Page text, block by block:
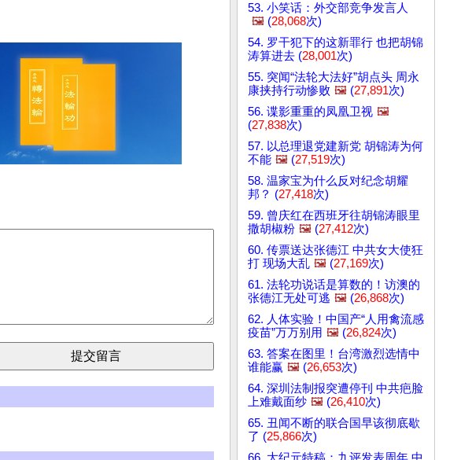
53. 小笑话：外交部竞争发言人
🖼️ (28,068次)
54. 罗干犯下的这新罪行 也把胡锦
涛算进去 (28,001次)
55. 突闻“法轮大法好”胡点头 周永
康挟持行动惨败 🖼️ (27,891次)
56. 谍影重重的凤凰卫视 🖼️
(27,838次)
57. 以总理退党建新党 胡锦涛为何
不能 🖼️ (27,519次)
58. 温家宝为什么反对纪念胡耀
邦？ (27,418次)
59. 曾庆红在西班牙往胡锦涛眼里
撒胡椒粉 🖼️ (27,412次)
60. 传票送达张德江 中共女大使狂
打 现场大乱 🖼️ (27,169次)
61. 法轮功说话是算数的！访澳的
张德江无处可逃 🖼️ (26,868次)
62. 人体实验！中国产“人用禽流感
疫苗”万万别用 🖼️ (26,824次)
63. 答案在图里！台湾激烈选情中
谁能赢 🖼️ (26,653次)
64. 深圳法制报突遭停刊 中共疤脸
上难戴面纱 🖼️ (26,410次)
65. 丑闻不断的联合国早该彻底歇
了 (25,866次)
66. 大纪元特稿：九评发表周年 中